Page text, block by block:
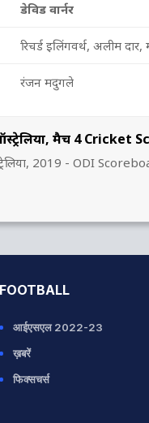
मैच 4 Cricket
2019 - ODI
डेविड वार्नर
रिचर्ड इलिंगवर्थ, अलीम
रंजन मदुगले
FOOTBALL
आईएसएल 2022-23
ख़बरें
फिक्सचर्स